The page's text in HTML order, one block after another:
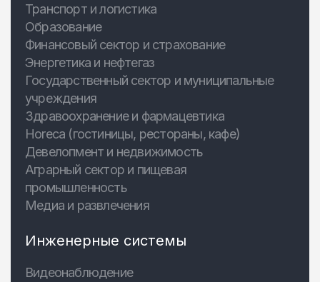
Транспорт и логистика
Образование
Финансовый сектор и страхование
Энергетика и нефтегаз
Государственный сектор и муниципальные
учреждения
Здравоохранение и фармацевтика
Horeca (гостиницы, рестораны, кафе)
Девелопмент и недвижимость
Аграрный сектор и пищевая
промышленность
Медиа и развлечения
Инженерные системы
Видеонаблюдение